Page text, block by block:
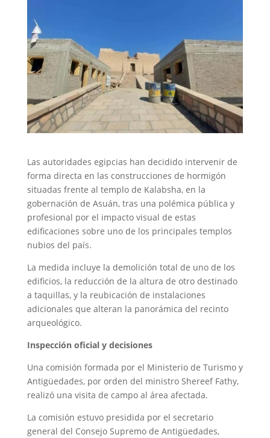
Las autoridades egipcias han decidido intervenir de
forma directa en las construcciones de hormigón
situadas frente al templo de Kalabsha, en la
gobernación de Asuán, tras una polémica pública y
profesional por el impacto visual de estas
edificaciones sobre uno de los principales templos
nubios del país.
La medida incluye la demolición total de uno de los
edificios, la reducción de la altura de otro destinado
a taquillas, y la reubicación de instalaciones
adicionales que alteran la panorámica del recinto
arqueológico.
Inspección oficial y decisiones
Una comisión formada por el Ministerio de Turismo y
Antigüedades, por orden del ministro Shereef Fathy,
realizó una visita de campo al área afectada.
La comisión estuvo presidida por el secretario
general del Consejo Supremo de Antigüedades,